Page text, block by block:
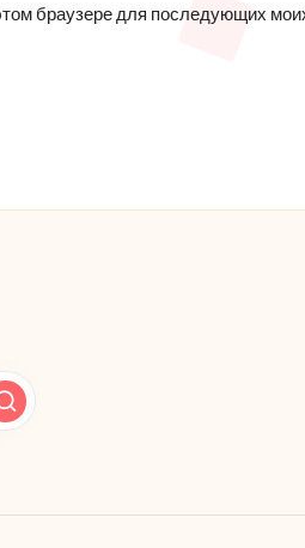
браузере для последующих